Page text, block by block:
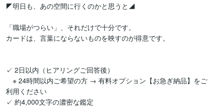
◤明日も、あの空間に行くのかと思うと◢
「職場がつらい」、それだけで十分です。
カードは、言葉にならないものを映すのが得意です。
✓ 2日以内（ヒアリングご回答後）
※ 24時間以内ご希望の方 → 有料オプション【お急ぎ納品】をご
利用ください
✓ 約4,000文字の濃密な鑑定